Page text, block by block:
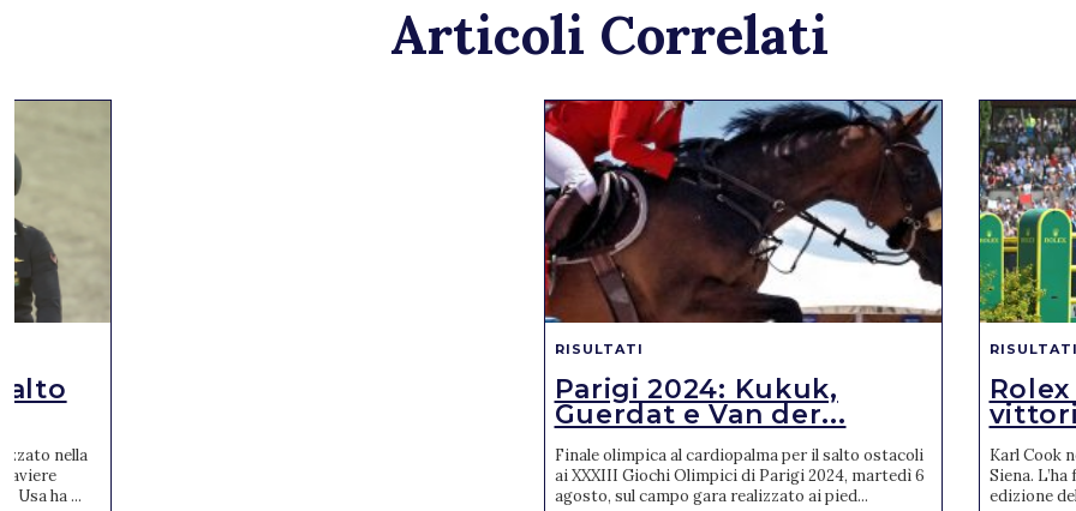
Articoli Correlati
nella
aviere
Usa ha ...
RISULTATI
Parigi 2024: Kukuk,
Guerdat e Van der...
Finale olimpica al cardiopalma per il salto ostacoli
ai XXXIII Giochi Olimpici di Parigi 2024, martedì 6
agosto, sul campo gara realizzato ai pied...
RISULTATI
Rolex
Karl Cook
Siena.
edizione